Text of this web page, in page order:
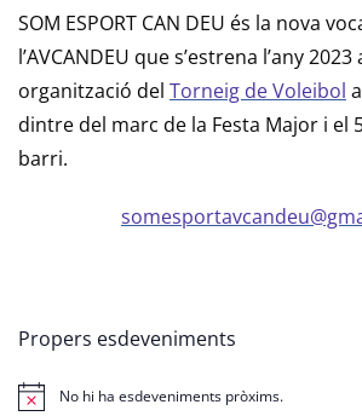
SOM ESPORT CAN DEU és la nova
l’AVCANDEU que s’estrena l’any
organització del Torneig de Voleibol
dintre del marc de la Festa Major i el
barri.
Propers esdeveniments
Avís No hi ha esdeveniments pròxims.